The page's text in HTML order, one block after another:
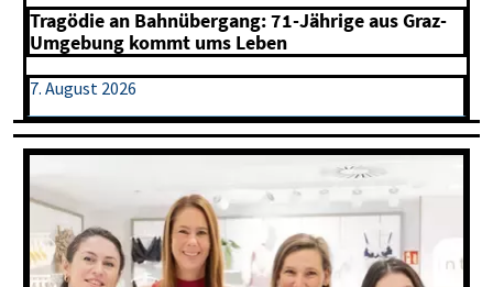
Tragödie an Bahnübergang: 71-Jährige aus Graz-
Umgebung kommt ums Leben
7. August 2026